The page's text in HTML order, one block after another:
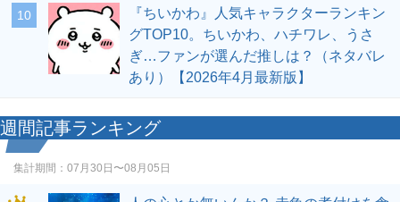
10
『ちいかわ』人気キャラクターランキン
グTOP10。ちいかわ、ハチワレ、うさ
ぎ…ファンが選んだ推しは？（ネタバレ
あり）【2026年4月最新版】
週間記事ランキング
集計期間： 07月30日〜08月05日